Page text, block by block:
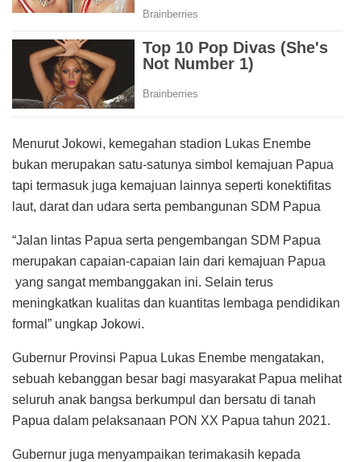
Menurut Jokowi, kemegahan stadion Lukas Enembe
bukan merupakan satu-satunya simbol kemajuan Papua
tapi termasuk juga kemajuan lainnya seperti konektifitas
laut, darat dan udara serta pembangunan SDM Papua
“Jalan lintas Papua serta pengembangan SDM Papua
merupakan capaian-capaian lain dari kemajuan Papua
yang sangat membanggakan ini. Selain terus
meningkatkan kualitas dan kuantitas lembaga pendidikan
formal” ungkap Jokowi.
Gubernur Provinsi Papua Lukas Enembe mengatakan,
sebuah kebanggan besar bagi masyarakat Papua melihat
seluruh anak bangsa berkumpul dan bersatu di tanah
Papua dalam pelaksanaan PON XX Papua tahun 2021.
Gubernur juga menyampaikan terimakasih kepada